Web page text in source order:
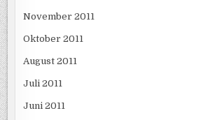
November 2011
Oktober 2011
August 2011
Juli 2011
Juni 2011